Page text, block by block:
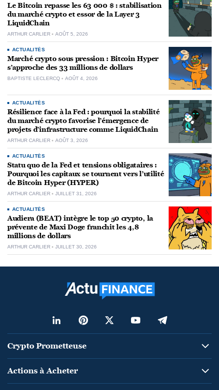
Le Bitcoin repasse les 63 000 $ : stabilisation
du marché crypto et essor de la Layer 3
LiquidChain
ARTHUR CARLIER AOÛT 5, 2026
ACTUALITÉS
Marché crypto sous pression : Bitcoin Hyper
s’approche des 33 millions de dollars
BAPTISTE LECLERCQ AOÛT 4, 2026
ACTUALITÉS
Résilience face à la Fed : pourquoi la stabilité
du marché crypto favorise l’émergence de
projets d’infrastructure comme LiquidChain
ARTHUR CARLIER AOÛT 3, 2026
ACTUALITÉS
Statu quo de la Fed et tensions obligataires :
Pourquoi les capitaux se tournent vers l’utilité
de Bitcoin Hyper (HYPER)
ARTHUR CARLIER JUILLET 31, 2026
ACTUALITÉS
Audiera (BEAT) intègre le top 50 crypto, la
prévente de Maxi Doge franchit les 4,8
millions de dollars
ARTHUR CARLIER JUILLET 30, 2026
Crypto Prometteuse
Actions à Acheter